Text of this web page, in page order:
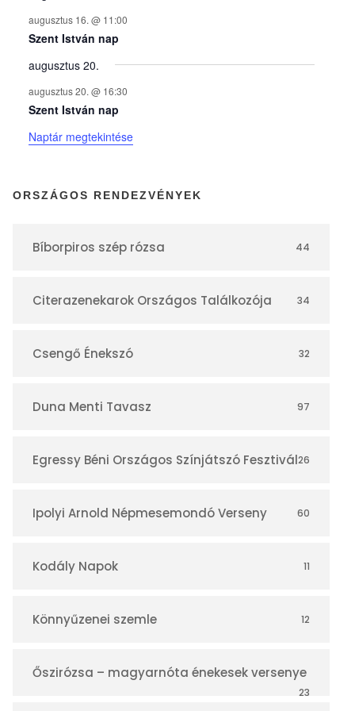
y
e
k
n
a
á
r
augusztus 16. @ 11:00
Szent István nap
augusztus 20.
augusztus 20. @ 16:30
Szent István nap
Naptár megtekintése
ORSZÁGOS RENDEZVÉNYEK
Bíborpiros szép rózsa 44
Citerazenekarok Országos Találkozója 34
Csengő Énekszó 32
Duna Menti Tavasz 97
Egressy Béni Országos Színjátszó Fesztivál26
Ipolyi Arnold Népmesemondó Verseny 60
Kodály Napok 11
Könnyűzenei szemle 12
Őszirózsa – magyarnóta énekesek versenye
23